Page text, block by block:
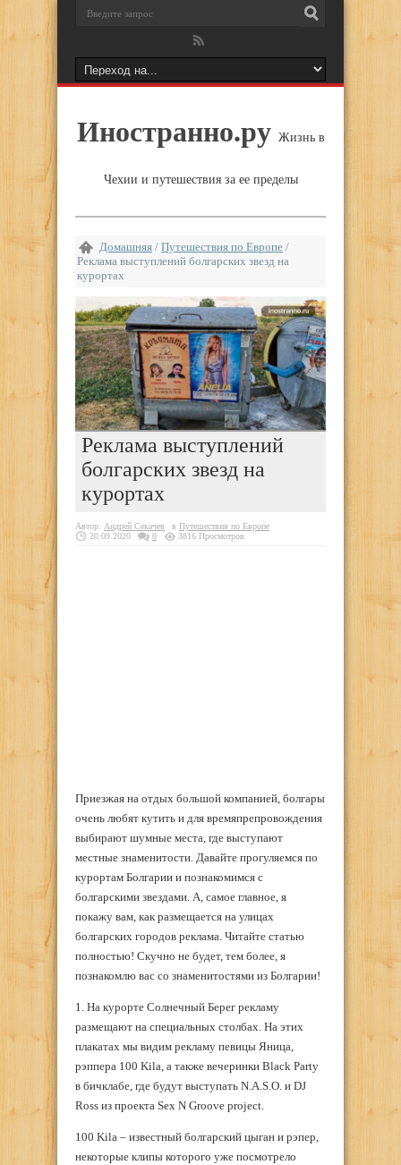
Иностранно.ру Жизнь в
Чехии и путешествия за ее пределы
Домашняя / Путешествия по Европе /
Реклама выступлений болгарских звезд на
курортах
Реклама выступлений
болгарских звезд на
курортах
Автор: Андрей Секачев в Путешествия по Европе
20.09.2020
0 3816 Просмотров
Приезжая на отдых большой компанией, болгары
очень любят кутить и для времяпрепровождения
выбирают шумные места, где выступают
местные знаменитости. Давайте прогуляемся по
курортам Болгарии и познакомимся с
болгарскими звездами. А, самое главное, я
покажу вам, как размещается на улицах
болгарских городов реклама. Читайте статью
полностью! Скучно не будет, тем более, я
познакомлю вас со знаменитостями из Болгарии!
1. На курорте Солнечный Берег рекламу
размещают на специальных столбах. На этих
плакатах мы видим рекламу певицы Яница,
рэппера 100 Kila, а также вечеринки Black Party
в бичклабе, где будут выступать N.A.S.O. и DJ
Ross из проекта Sex N Groove project.
100 Kila – известный болгарский цыган и рэпер,
некоторые клипы которого уже посмотрело